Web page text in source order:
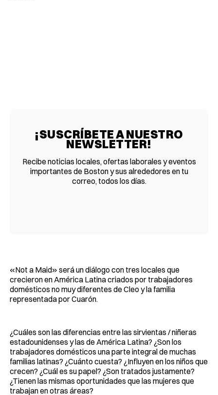
¡SUSCRÍBETE A NUESTRO
NEWSLETTER!
Recibe noticias locales, ofertas laborales y eventos
importantes de Boston y sus alrededores en tu
correo, todos los días.
«Not a Maid» será un diálogo con tres locales que
crecieron en América Latina criados por trabajadores
domésticos no muy diferentes de Cleo y la familia
representada por Cuarón.
¿Cuáles son las diferencias entre las sirvientas / niñeras
estadounidenses y las de América Latina? ¿Son los
trabajadores domésticos una parte integral de muchas
familias latinas? ¿Cuánto cuesta? ¿Influyen en los niños que
crecen? ¿Cuál es su papel? ¿Son tratados justamente?
¿Tienen las mismas oportunidades que las mujeres que
trabajan en otras áreas?